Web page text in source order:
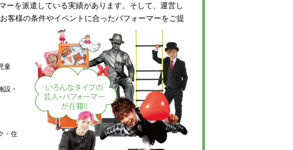
ーを派遣している実績があります。そして、運営し
客様の条件やイベントに合ったパフォーマーをご提
童
設・
・住